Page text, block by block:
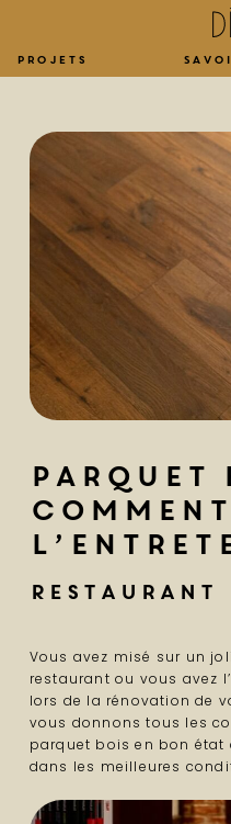
Projets
Parquet
comment
Restaurant
Vous avez misé sur un
restaurant ou vous avez
lors de la rénovation de
vous donnons tous les
parquet bois en bon état
dans les meilleures